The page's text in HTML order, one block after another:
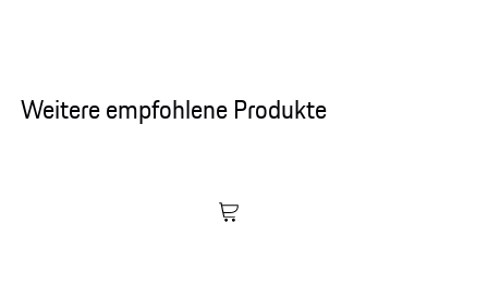
Weitere empfohlene Produkte